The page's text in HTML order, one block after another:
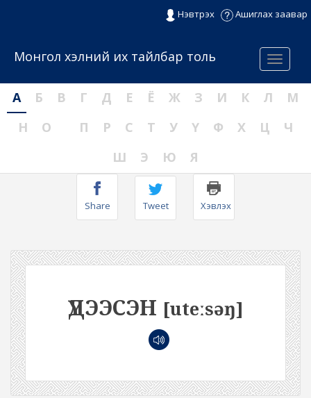
Нэвтрэх Ашиглах заавар
Menu
Монгол хэлний их тайлбар толь
А Б В Г Д Е Ё Ж З И К Л
М
Н
О П Р С Т У Ү Ф Х Ц
Ч
Ш
Э Ю Я
Share Tweet Хэвлэх
ҮДЭЭСЭН [uteːsəŋ]